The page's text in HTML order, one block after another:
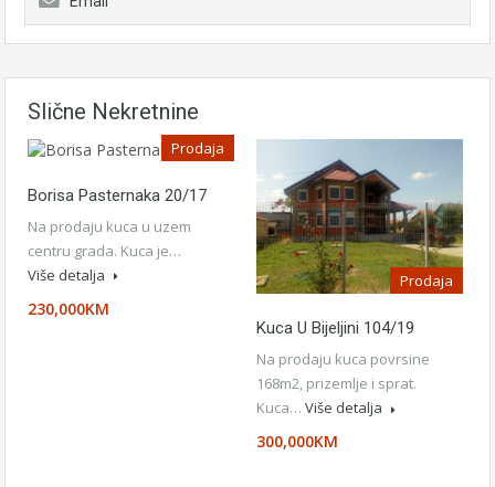
Slične Nekretnine
Prodaja
Borisa Pasternaka 20/17
Na prodaju kuca u uzem
centru grada. Kuca je…
Više detalja
230,000KM
Prodaja
Kuca U Bijeljini 104/19
Na prodaju kuca povrsine
168m2, prizemlje i sprat.
Kuca… Više detalja
300,000KM